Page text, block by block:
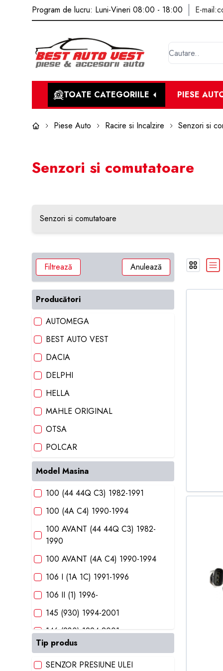
Program de lucru: Luni-Vineri 08:00 - 18:00 E-mail:
TOATE CATEGORIILE PIESE
Piese Auto Racire si Incalzire Senzori si
Senzori si comutatoare
Senzori si comutatoare
Filtrează Anulează
Producători
AUTOMEGA
BEST AUTO VEST
DACIA
DELPHI
HELLA
MAHLE ORIGINAL
OTSA
POLCAR
SKODA
SRLINE
TOPRAN GERMANIA
VALEO
Model Masina
100 (44 44Q C3) 1982-1991
100 (4A C4) 1990-1994
100 AVANT (44 44Q C3) 1982-
1990
100 AVANT (4A C4) 1990-1994
106 I (1A 1C) 1991-1996
106 II (1) 1996-
145 (930) 1994-2001
146 (930) 1994-2001
200 (44 44Q) 1983-1991
3 (E30) 1982-1992
Tip produs
SENZOR PRESIUNE ULEI